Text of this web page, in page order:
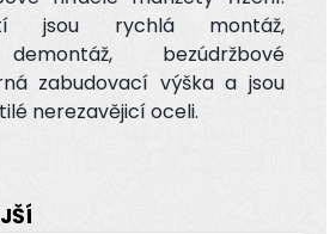
jsou rychlá montáž,
bezúdržbové
zabudovací výška a jsou
nerezavějicí oceli.